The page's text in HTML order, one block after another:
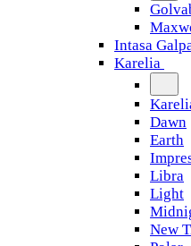
Intasa
Karelia
Dawn
Earth
Libra
Light
New